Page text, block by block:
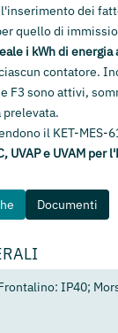
dei
quello di
i kWh di
contatore.
F3 sono attivi,
il KET-MES-
UVAP e UVAM per
Documenti
IP40;